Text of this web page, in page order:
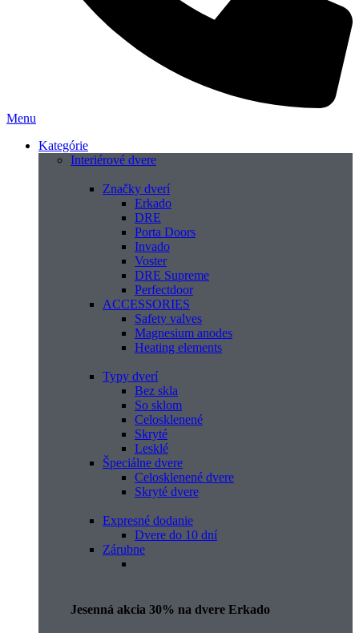
Menu
Kategórie
Interiérové dvere
Značky dverí
Erkado
DRE
Porta Doors
Invado
Voster
DRE Supreme
Perfectdoor
ACCESSORIES
Safety valves
Magnesium anodes
Heating elements
Typy dverí
Bez skla
So sklom
Celosklenené
Skryté
Lesklé
Špeciálne dvere
Celosklenené dvere
Skryté dvere
Expresné dodanie
Dvere do 10 dní
Zárubne
Jesenná akcia 30% na dvere Erkado